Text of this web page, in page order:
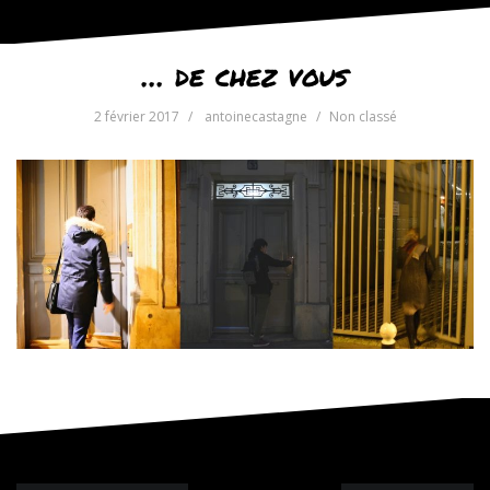
… de chez vous
2 février 2017 antoinecastagne Non classé